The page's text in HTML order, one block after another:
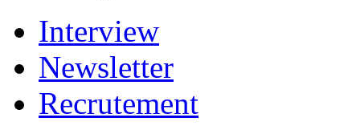
Interview
Newsletter
Recrutement